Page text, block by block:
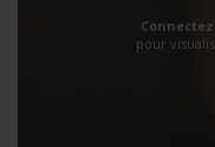
pour